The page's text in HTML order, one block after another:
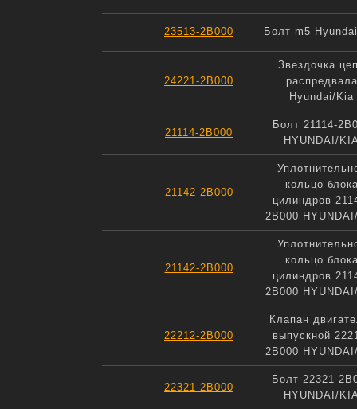
23513-2B000 Болт m5
24221-2B000
Звездочка
распредвала
Hyundai/Kia
21114-2B000
Болт 21114-
HYUNDAI/
21142-2B000
кольцо
цилиндров
2B000
21142-2B000
кольцо
цилиндров
2B000
22212-2B000
Клапан
выпускной
2B000
22321-2B000
Болт 22321-
HYUNDAI/